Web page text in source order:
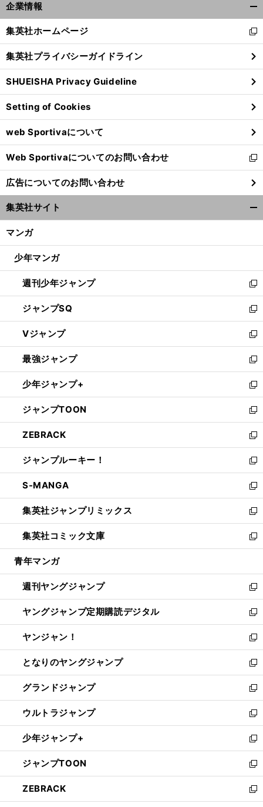
企業情報
閉
る
集英社ホームページ
新
し
い
ウ
ィ
ン
ド
ウ
で
開
く
集英社プライバシーガイドライン
SHUEISHA Privacy Guideline
Setting of Cookies
web Sportivaについて
Web Sportivaについてのお問い合わせ
新
し
い
ウ
ィ
ン
ウ
開
く
広告についてのお問い合わせ
集英社サイト
マンガ
少年マンガ
週刊少年ジャンプ
新
し
い
ウ
ィ
ン
ド
ウ
で
開
く
ジャンプSQ
新
し
い
ウ
ィ
ン
ド
ウ
で
開
く
Vジャンプ
新
し
い
ウ
ィ
ン
ド
ウ
で
開
く
最強ジャンプ
新
し
い
ウ
ィ
ン
ド
ウ
で
開
く
少年ジャンプ+
新
し
い
ウ
ィ
ン
ド
ウ
で
開
く
ジャンプTOON
新
し
い
ウ
ィ
ン
ド
ウ
で
開
く
ZEBRACK
新
し
い
ウ
ィ
ン
ド
ウ
で
開
ジャンプルーキー！
新
し
い
ウ
ィ
ン
ド
ウ
開
く
S-MANGA
新
し
い
ウ
ィ
ン
ウ
で
開
く
集英社ジャンプリミックス
新
し
い
ウ
ン
ド
ウ
で
開
く
集英社コミック文庫
新
し
ウ
ィ
ン
ド
ウ
で
開
く
青年マンガ
週刊ヤングジャンプ
新
し
い
ウ
ィ
ン
ド
ウ
で
開
く
ヤングジャンプ定期購読デジタル
新
し
い
ウ
ィ
ン
ド
ウ
で
開
く
ヤンジャン！
新
し
い
ウ
ィ
ン
ド
ウ
で
開
く
となりのヤングジャンプ
新
し
い
ウ
ィ
ン
ド
ウ
で
開
く
グランドジャンプ
新
し
い
ウ
ィ
ン
ド
ウ
で
開
ウルトラジャンプ
新
し
い
ウ
ィ
ン
ド
ウ
少年ジャンプ+
新
し
い
ウ
ィ
ン
ジャンプTOON
新
し
い
ウ
ZEBRACK
新
し